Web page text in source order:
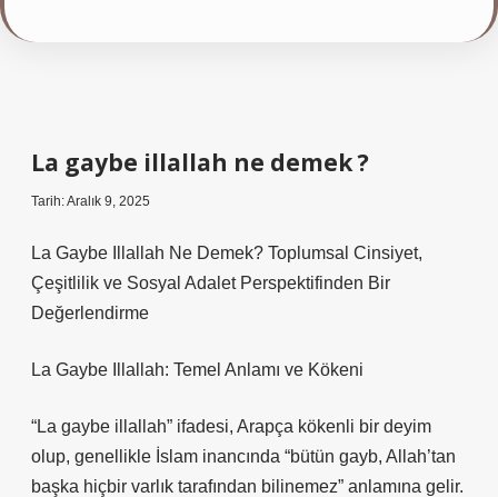
La gaybe illallah ne demek ?
Tarih: Aralık 9, 2025
La Gaybe Illallah Ne Demek? Toplumsal Cinsiyet,
Çeşitlilik ve Sosyal Adalet Perspektifinden Bir
Değerlendirme
La Gaybe Illallah: Temel Anlamı ve Kökeni
“La gaybe illallah” ifadesi, Arapça kökenli bir deyim
olup, genellikle İslam inancında “bütün gayb, Allah’tan
başka hiçbir varlık tarafından bilinemez” anlamına gelir.